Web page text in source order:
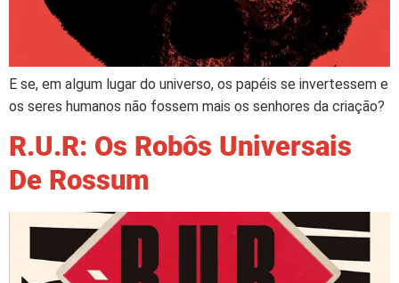
E se, em algum lugar do universo, os papéis se invertessem e
os seres humanos não fossem mais os senhores da criação?
R.U.R: Os Robôs Universais
De Rossum